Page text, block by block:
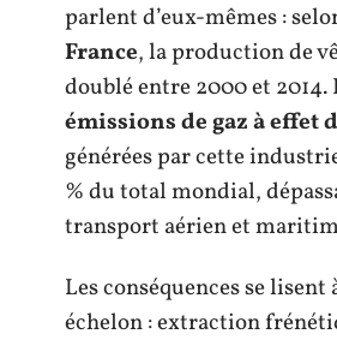
parlent d’eux-mêmes :
France, la production de
doublé entre 2000 et 2014.
émissions de gaz à effet
générées par cette
% du total mondial,
transport aérien et
Les conséquences se lisent
échelon : extraction